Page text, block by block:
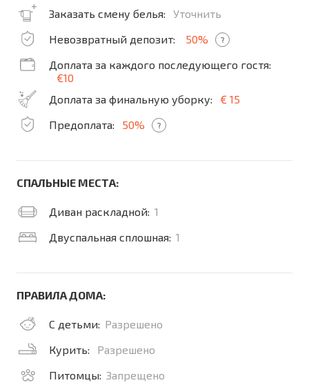
Заказать смену белья:
Уточнить
Невозвратный депозит:
50% ?
Доплата за каждого последующего гостя:
€10
Доплата за финальную уборку:
€ 15
Предоплата:
50% ?
СПАЛЬНЫЕ МЕСТА:
Диван раскладной: 1
Двуспальная сплошная: 1
ПРАВИЛА ДОМА:
С детьми: Разрешено
Курить:
Разрешено
Питомцы: Запрещено